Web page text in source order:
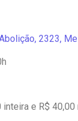
2323,
e R$